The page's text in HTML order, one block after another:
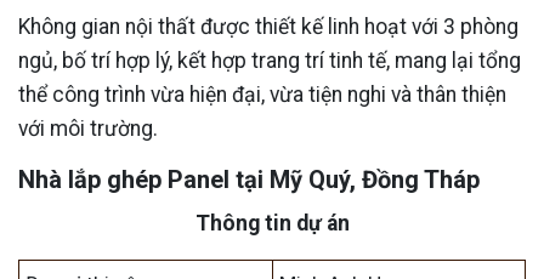
Không gian nội thất được thiết kế linh hoạt với 3 phòng
ngủ, bố trí hợp lý, kết hợp trang trí tinh tế, mang lại tổng
thể công trình vừa hiện đại, vừa tiện nghi và thân thiện
với môi trường.
Nhà lắp ghép Panel tại Mỹ Quý, Đồng Tháp
Thông tin dự án